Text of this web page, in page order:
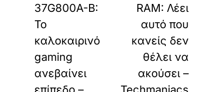
37G800A-B:
Το
καλοκαιρινό
gaming
ανεβαίνει
RAM: Λέει
αυτό που
κανείς δεν
θέλει να
ακούσει –